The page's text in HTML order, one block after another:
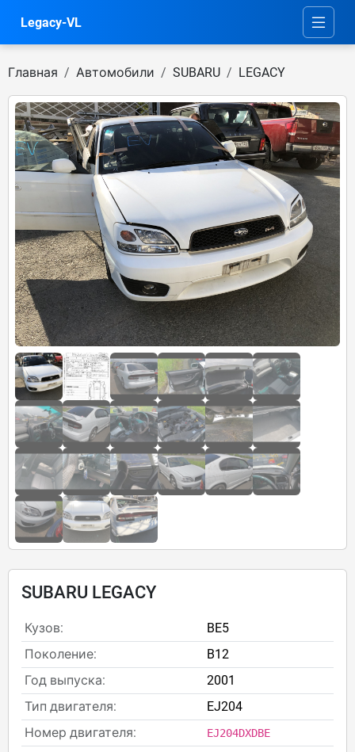
Legacy-VL
Главная Автомобили SUBARU LEGACY
SUBARU LEGACY
Кузов:
BE5
Поколение:
B12
Год выпуска:
2001
Тип двигателя:
EJ204
Номер двигателя:
EJ204DXDBE